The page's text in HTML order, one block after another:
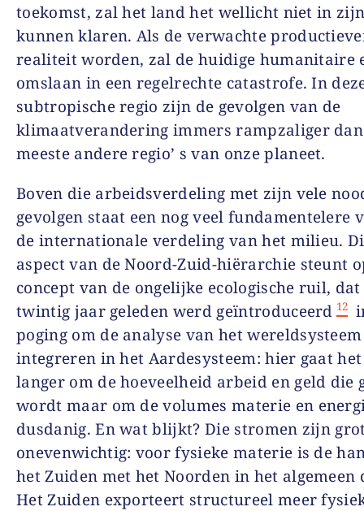
toekomst, zal het land het wellicht niet in
kunnen klaren. Als de verwachte
realiteit worden, zal de huidige humanitaire
omslaan in een regelrechte catastrofe. In
subtropische regio zijn de gevolgen van de
klimaatverandering immers rampzaliger
meeste andere regio’ s van onze planeet.
Boven die arbeidsverdeling met zijn vele
gevolgen staat een nog veel fundamentelere
de internationale verdeling van het milieu.
aspect van de Noord-Zuid-hiërarchie steunt
concept van de ongelijke ecologische ruil,
twintig jaar geleden werd geïntroduceerd 12
poging om de analyse van het
integreren in het Aardesysteem: hier gaat
langer om de hoeveelheid arbeid en geld die
wordt maar om de volumes materie en
dusdanig. En wat blijkt? Die stromen zijn
onevenwichtig: voor fysieke materie is de
het Zuiden met het Noorden in het algemeen
Het Zuiden exporteert structureel meer